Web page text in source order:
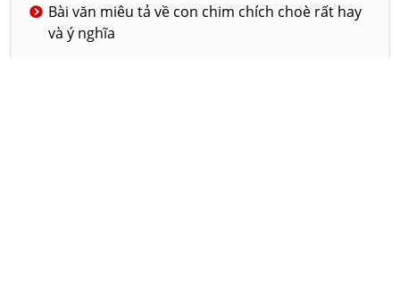
Bài văn miêu tả về con chim chích choè rất hay
và ý nghĩa